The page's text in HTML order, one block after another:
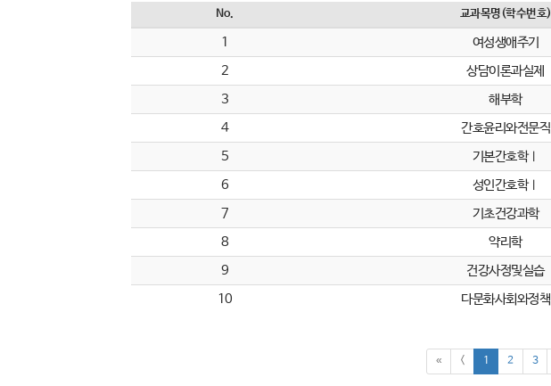
No. 교과목명(학수번호)
1 여성생애주기
2
상담이론과실제
3
해부학
4
간호윤리와전문직
5
기본간호학Ⅰ
6
성인간호학Ⅰ
7
기초건강과학
8
약리학
9
건강사정및실습
10
다문화사회와정책
« < 1 2 3